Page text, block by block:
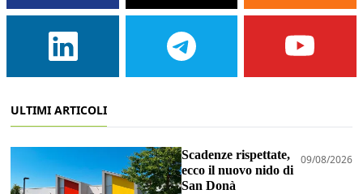
ULTIMI ARTICOLI
Scadenze rispettate,
ecco il nuovo nido di
San Donà
09/08/2026